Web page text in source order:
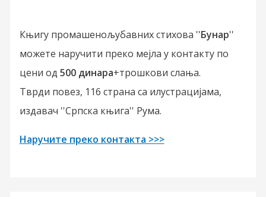
Књигу промашенољубавних стихова ''Бунар''
можете наручити преко мејла у контакту по
цени од 500 динара+трошкови слања.
Тврди повез, 116 страна са илустрацијама,
издавач ''Српска књига'' Рума.
Наручите преко контакта >>>